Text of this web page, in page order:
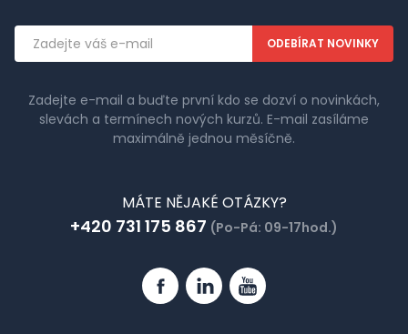
Emailová
adresa
Zadejte e-mail a buďte první kdo se dozví o novinkách,
slevách a termínech nových kurzů. E-mail zasíláme
maximálně jednou měsíčně.
MÁTE NĚJAKÉ OTÁZKY?
+420 731 175 867 (Po-Pá: 09-17hod.)
FacebookLinkedinYouTube